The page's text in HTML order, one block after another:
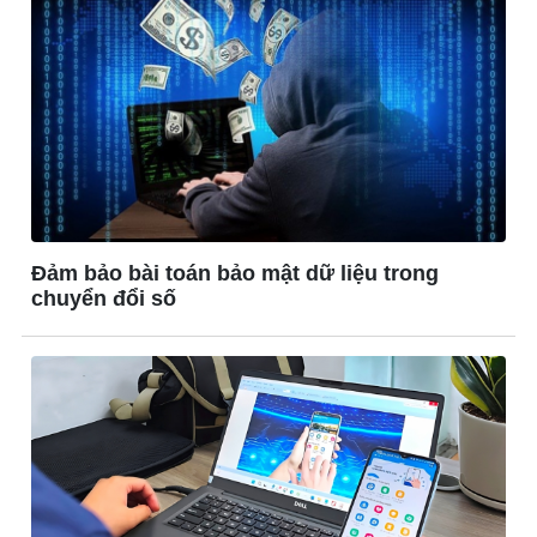
Ô tô
Xe máy
Tư vấn
Thông tin doanh nghiệp
Doanh nghiệp 24h
Doanh nhân
Vì cộng đồng
Đảm bảo bài toán bảo mật dữ liệu trong
chuyển đổi số